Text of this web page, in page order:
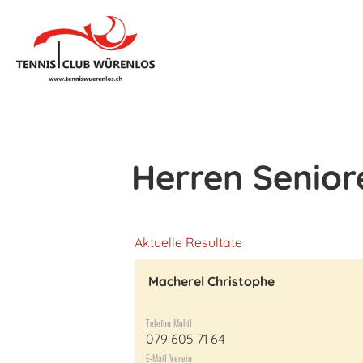
Herren
Aktuelle Resultate
Macherel Christophe
Telefon Mobil
079 605 71 64
E-Mail Verein